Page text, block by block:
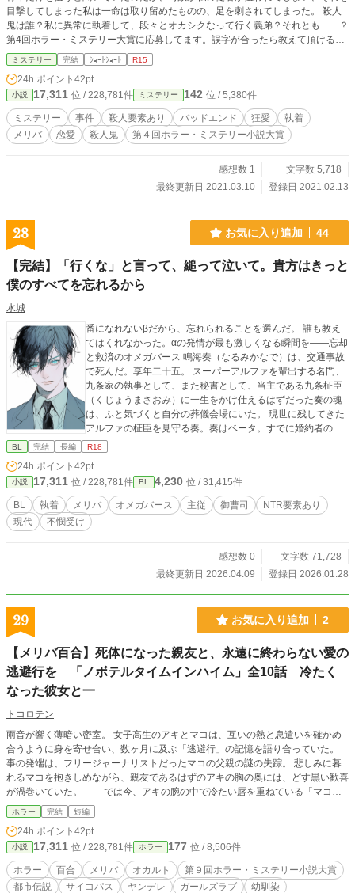
目撃してしまった私は一命は取り留めたものの、足を刺されてしまった。 殺人
鬼は誰？私に異常に執着して、段々とオカシクなって行く義弟？それとも........？
第4回ホラー・ミステリー大賞に応募してます。誤字が合ったら教えて頂けると
嬉しいです！！
ミステリー 完結 ｼｮｰﾄｼｮｰﾄ R15
24h.ポイント 42pt
小説 17,311 位 / 228,781件 ミステリー 142 位 / 5,380件
ミステリー 事件 殺人要素あり バッドエンド 狂愛
執着
メリバ
恋愛 殺人鬼 第４回ホラー・ミステリー小説大賞
感想数 1
文字数 5,718
最終更新日 2021.03.10
登録日 2021.02.13
28 お気に入り追加 44
【完結】「行くな」と言って、縋って泣いて。貴方はきっと
僕のすべてを忘れるから
水城
番になれないβだから、忘れられることを選んだ。 誰も教え
てはくれなかった。αの発情が最も激しくなる瞬間を――忘却
と救済のオメガバース 鳴海奏（なるみかなで）は、交通事故
で死んだ。享年二十五。 スーパーアルファを輩出する名門、
九条家の執事として、また秘書として、当主である九条柾臣
（くじょうまさおみ）に一生をかけ仕えるはずだった奏の魂
は、ふと気づくと自分の葬儀会場にいた。 現世に残してきた
アルファの柾臣を見守る奏。奏はベータ。すでに婚約者のい
る柾臣とは番にも恋人にもなれるはずもない身。 しかし、唯
ていく―― アルファとオメガの理の外側で「忘れられる」こ
とを選んだベータ。 それははたして救いだったのか。 あとが
き https://note.com/hej_mizuki/n/n9a97328cace8 外部サイト
note
BL 完結 長編 R18
24h.ポイント 42pt
小説 17,311 位 / 228,781件 BL 4,230 位 / 31,415件
BL 執着 メリバ オメガバース 主従 御曹司
NTR要素あり
現代
不憫受け
感想数 0
文字数 71,728
最終更新日 2026.04.09
登録日 2026.01.28
29 お気に入り追加 2
【メリバ百合】死体になった親友と、永遠に終わらない愛の
逃避行を 「ノボテルタイムインハイム」全10話 冷たく
なった彼女と一
トコロテン
雨音が響く薄暗い密室。 女子高生のアキとマコは、互いの熱と息遣いを確かめ
合うように身を寄せ合い、数ヶ月に及ぶ「逃避行」の記憶を語り合っていた。
事の発端は、フリージャーナリストだったマコの父親の謎の失踪。 悲しみに暮
れるマコを抱きしめながら、親友であるはずのアキの胸の奥には、どす黒い歓喜
が渦巻いていた。 ――では今、アキの腕の中で冷たい唇を重ねている「マコ」
は誰なのか？ 欠落していた記憶が繋がり、二人が身を寄せる「静かな密室」の
悍ましい正体が明かされた時、読者であるあなたの足元もすでに泥に沈んでい
る。 ※警告：本作は純愛小説です。 ただし、常人にとっては極上のバッドエン
ドとなります。第1話の1行目から仕掛けられた狂気の罠に、どうか溺れないよ
うご注意ください。 歪で永遠に終わらない純愛を描く百合ホラー・ミステリ
ー。
ホラー 完結 短編
24h.ポイント 42pt
小説 17,311 位 / 228,781件 ホラー 177 位 / 8,506件
ホラー 百合 メリバ オカルト
第９回ホラー・ミステリー小説大賞
都市伝説
サイコパス ヤンデレ ガールズラブ 幼馴染